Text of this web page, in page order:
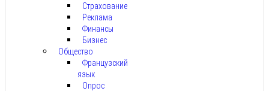
Страхование
Реклама
Финансы
Бизнес
Общество
Французский
язык
Опрос